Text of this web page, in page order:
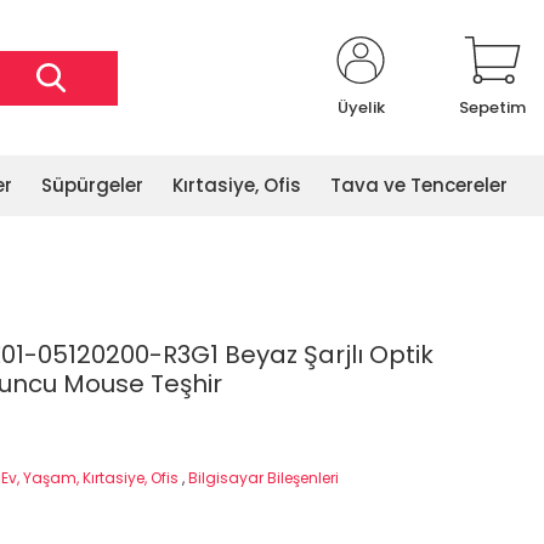
Üyelik Sepetim
Süpürgeler Kırtasiye, Ofis Tava ve Tencereler
05120200-R3G1 Beyaz Şarjlı Optik
Mouse Teşhir
Ev, Yaşam, Kırtasiye, Ofis ,Bilgisayar Bileşenleri